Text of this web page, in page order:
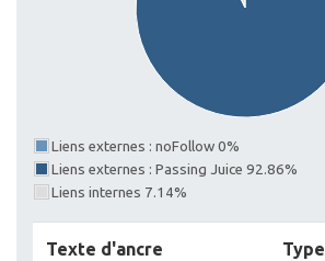
Liens externes : noFollow 0%
Liens externes : Passing Juice 92.86%
Liens internes 7.14%
Texte d'ancre Type